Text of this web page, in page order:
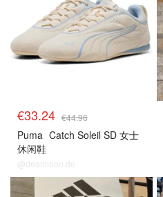
€33.24 €44.96
Puma Catch Soleil SD 女士
休闲鞋
@dealmoon.de